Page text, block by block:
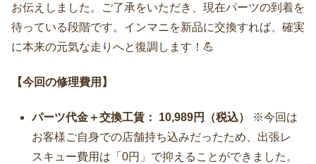
お伝えしました。ご了承をいただき、現在パーツの到着を
待っている段階です。インマニを新品に交換すれば、確実
に本来の元気な走りへと復調します！💪
【今回の修理費用】
パーツ代金＋交換工賃： 10,989円（税込）
※今回は
お客様ご自身での店舗持ち込みだったため、出張レ
スキュー費用は「0円」で抑えることができました。